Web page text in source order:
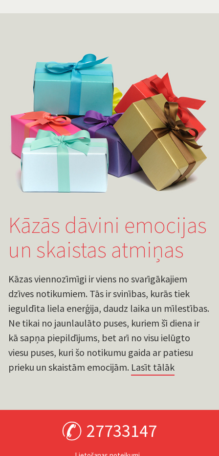
Kāzās dāvini emocijas
un skaistas atmiņas
Kāzas viennozīmīgi ir viens no svarīgākajiem
dzīves notikumiem. Tās ir svinības, kurās tiek
ieguldīta liela enerģija, daudz laika un mīlestības.
Ne tikai no jaunlaulāto puses, kuriem šī diena ir
kā sapņa piepildījums, bet arī no visu ielūgto
viesu puses, kuri šo notikumu gaida ar patiesu
prieku un skaistām emocijām. Lasīt tālāk
27733147